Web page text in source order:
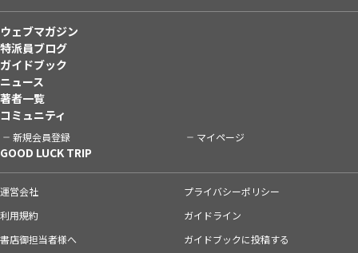
ウェブマガジン
特派員ブログ
ガイドブック
ニュース
著者一覧
コミュニティ
新規会員登録 マイページ
GOOD LUCK TRIP
運営会社
プライバシーポリシー
利用規約
ガイドライン
書店御担当者様へ
ガイドブックに投稿する